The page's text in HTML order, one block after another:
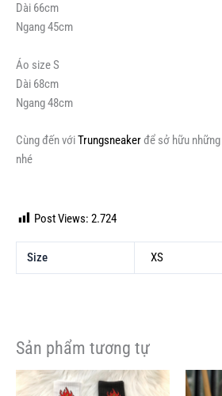
Dài 66cm
Ngang 45cm
Áo size S
Dài 68cm
Ngang 48cm
Cùng đến vớiTrungsneakerđể sở hữu
nhé
Post Views: 2.724
Size XS
Sản phẩm tương tự